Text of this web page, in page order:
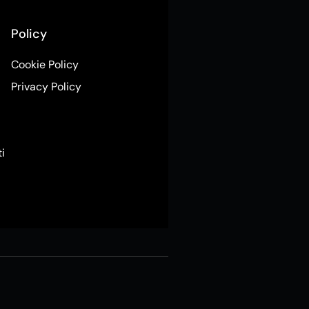
Policy
Cookie Policy
Privacy Policy